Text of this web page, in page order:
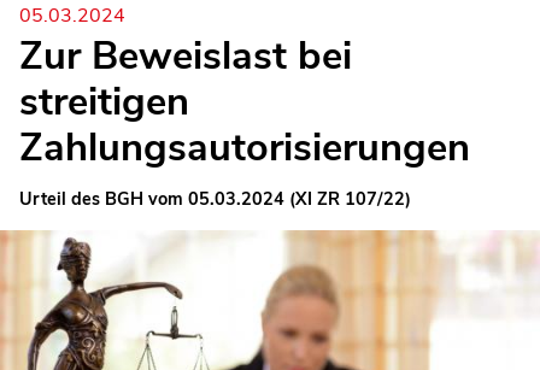
05.03.2024
Zur Beweislast bei
streitigen
Zahlungsautorisierungen
Urteil des BGH vom 05.03.2024 (XI ZR 107/22)